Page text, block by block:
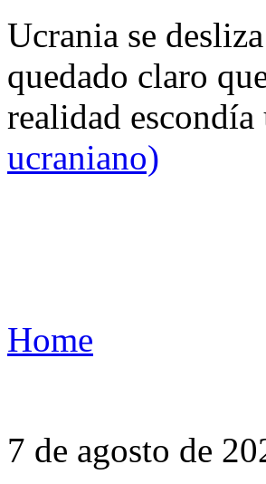
Ucrania se
quedado claro
realidad
ucraniano)
Home
7 de agosto de